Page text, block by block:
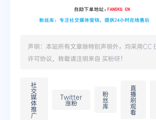
声明：本站所有文章除特别声明外，均采用CC
许可协议。转载请注明来自 买粉呀！
社
交
媒
体
推
广
Twitter
涨粉
粉
丝
库
直
播
刷
观
看